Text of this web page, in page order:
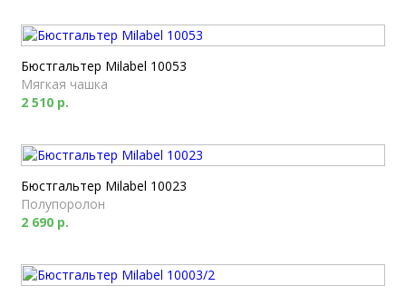
Бюстгальтер Milabel 10053
Мягкая чашка
2 510 р.
Бюстгальтер Milabel 10023
Полупоролон
2 690 р.